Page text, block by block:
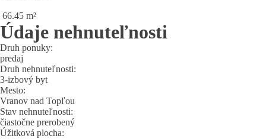
66.45 m²
Údaje nehnuteľnosti
Druh ponuky:
predaj
Druh nehnuteľnosti:
3-izbový byt
Mesto:
Vranov nad Topľou
Stav nehnuteľnosti:
čiastočne prerobený
Úžitková plocha: